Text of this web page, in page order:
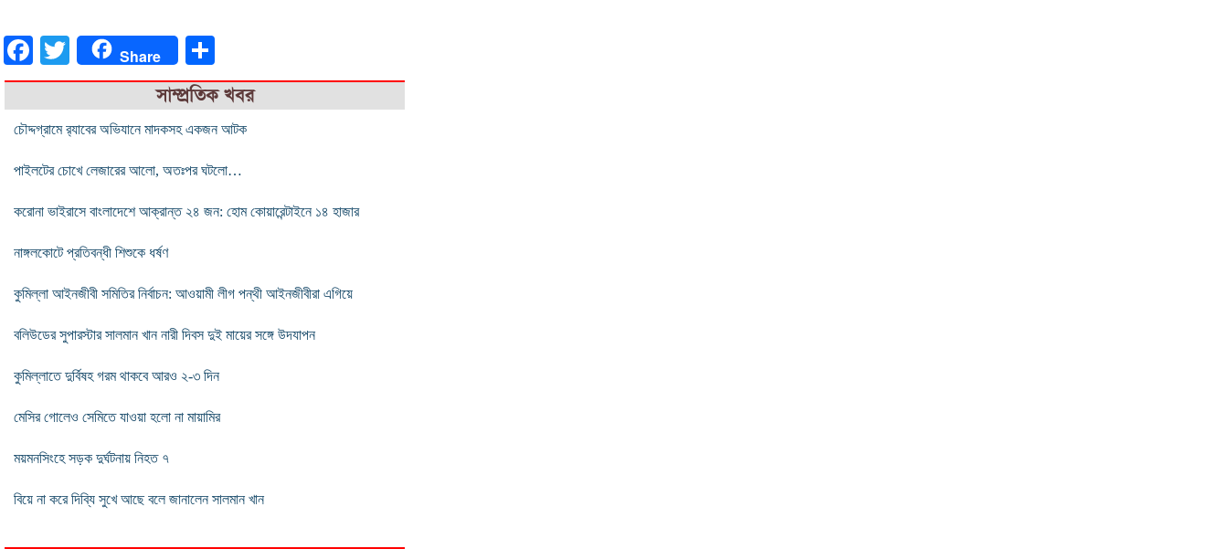
FacebookTwitter Share
সাম্প্রতিক খবর
চৌদ্দগ্রামে র‌্যাবের অভিযানে মাদকসহ একজন আটক
পাইলটের চোখে লেজারের আলো, অতঃপর ঘটলাে…
করোনা ভাইরাসে বাংলাদেশে আক্রান্ত ২৪ জন: হোম কোয়ারেন্টাইনে ১৪ হাজার
নাঙ্গলকোটে প্রতিবন্ধী শিশুকে ধর্ষণ
কুমিল্লা আইনজীবী সমিতির নির্বাচন: আওয়ামী লীগ পন্থী আইনজীবীরা এগিয়ে
বলিউডের সুপারস্টার সালমান খান নারী দিবস দুই মায়ের সঙ্গে উদযাপন
কুমিল্লাতে দুর্বিষহ গরম থাকবে আরও ২-৩ দিন
মেসির গোলেও সেমিতে যাওয়া হলো না মায়ামির
ময়মনসিংহে সড়ক দুর্ঘটনায় নিহত ৭
বিয়ে না করে দিব্যি সুখে আছে বলে জানালেন সালমান খান